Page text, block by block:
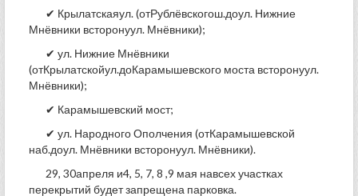
✔ Крылатскаяул. (отРублёвскогош.доул. Нижние
Мнёвники всторонуул. Мнёвники);
✔ ул. Нижние Мнёвники
(отКрылатскойул.доКарамышевского моста всторонуул.
Мнёвники);
✔ Карамышевский мост;
✔ ул. Народного Ополчения (отКарамышевской
наб.доул. Мнёвники всторонуул. Мнёвники).
29, 30апреля и4, 5, 7, 8 ,9 мая навсех участках
перекрытий будет запрещена парковка.